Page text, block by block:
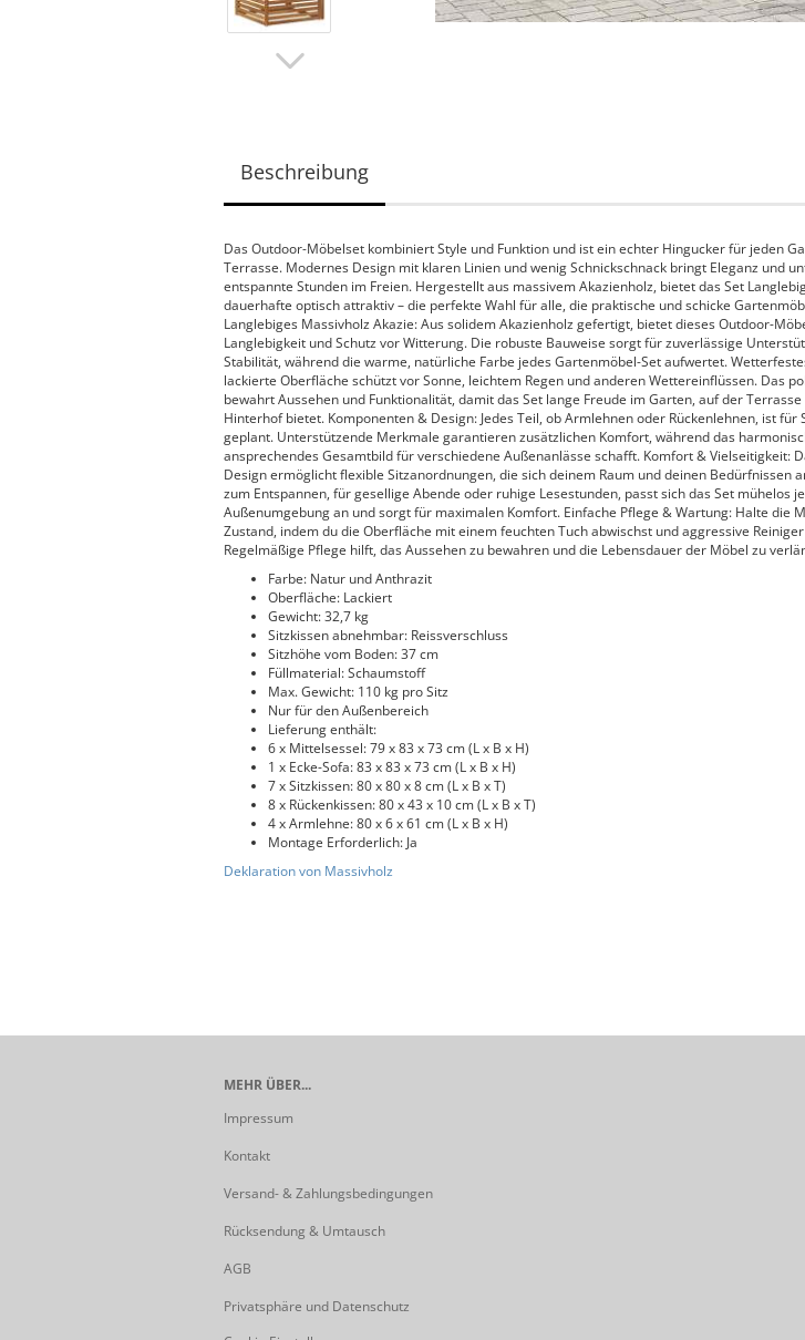
Beschreibung
Das Outdoor-Möbelset kombiniert Style und Funktion und ist ein echter Hingucker für jeden
Terrasse. Modernes Design mit klaren Linien und wenig Schnickschnack bringt Eleganz und
entspannte Stunden im Freien. Hergestellt aus massivem Akazienholz, bietet das Set
dauerhafte optisch attraktiv – die perfekte Wahl für alle, die praktische und schicke
Langlebiges Massivholz Akazie: Aus solidem Akazienholz gefertigt, bietet dieses Outdoor-
Langlebigkeit und Schutz vor Witterung. Die robuste Bauweise sorgt für zuverlässige
Stabilität, während die warme, natürliche Farbe jedes Gartenmöbel-Set aufwertet.
lackierte Oberfläche schützt vor Sonne, leichtem Regen und anderen Wettereinflüssen. Das
bewahrt Aussehen und Funktionalität, damit das Set lange Freude im Garten, auf der
Hinterhof bietet. Komponenten & Design: Jedes Teil, ob Armlehnen oder Rückenlehnen, ist für
geplant. Unterstützende Merkmale garantieren zusätzlichen Komfort, während das
ansprechendes Gesamtbild für verschiedene Außenanlässe schafft. Komfort & Vielseitigkeit:
Design ermöglicht flexible Sitzanordnungen, die sich deinem Raum und deinen Bedürfnissen
zum Entspannen, für gesellige Abende oder ruhige Lesestunden, passt sich das Set mühelos
Außenumgebung an und sorgt für maximalen Komfort. Einfache Pflege & Wartung: Halte die
Zustand, indem du die Oberfläche mit einem feuchten Tuch abwischst und aggressive
Regelmäßige Pflege hilft, das Aussehen zu bewahren und die Lebensdauer der Möbel zu
Farbe: Natur und Anthrazit
Oberfläche: Lackiert
Gewicht: 32,7 kg
Sitzkissen abnehmbar: Reissverschluss
Sitzhöhe vom Boden: 37 cm
Füllmaterial: Schaumstoff
Max. Gewicht: 110 kg pro Sitz
Nur für den Außenbereich
Lieferung enthält:
6 x Mittelsessel: 79 x 83 x 73 cm (L x B x H)
1 x Ecke-Sofa: 83 x 83 x 73 cm (L x B x H)
7 x Sitzkissen: 80 x 80 x 8 cm (L x B x T)
8 x Rückenkissen: 80 x 43 x 10 cm (L x B x T)
4 x Armlehne: 80 x 6 x 61 cm (L x B x H)
Montage Erforderlich: Ja
Deklaration von Massivholz
MEHR ÜBER...
Impressum
Kontakt
Versand- & Zahlungsbedingungen
Rücksendung & Umtausch
AGB
Privatsphäre und Datenschutz